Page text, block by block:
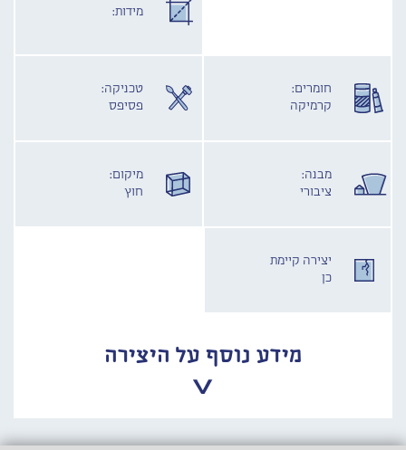
מידות:
חומרים:
קרמיקה
טכניקה:
פסיפס
מבנה:
ציבורי
מיקום:
חוץ
יצירה קיימת
כן
מידע נוסף על היצירה